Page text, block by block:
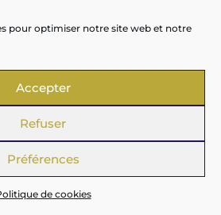
pour optimiser notre site web et notre
Accepter
Refuser
Préférences
de cookies
surhomme», par
un type de
en opposition
« moderne »,
» avec les chrétiens
lorsqu’il se
la bouche d’un
ledestructeur
un sens qui donne
réfléchir. Presque